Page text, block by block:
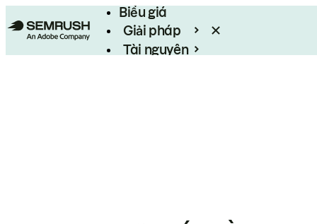
Biểu giá
Giải pháp
Tài nguyên